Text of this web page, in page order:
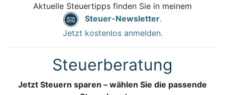
Aktuelle Steuertipps finden Sie in meinem
Steuer-Newsletter.
Jetzt kostenlos anmelden.
Steuerberatung
Jetzt Steuern sparen – wählen Sie die passende